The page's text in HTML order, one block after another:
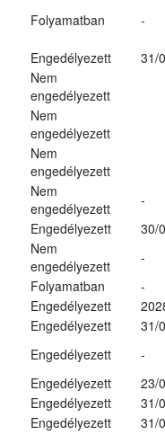
Folyamatban -
Engedélyezett
31/
Nem
engedélyezett
Nem
engedélyezett
Nem
engedélyezett
Nem
engedélyezett
-
Engedélyezett
30/
Nem
engedélyezett
-
Folyamatban
-
Engedélyezett
Engedélyezett
31/
Engedélyezett
-
Engedélyezett
23/
Engedélyezett
31/
Engedélyezett
31/